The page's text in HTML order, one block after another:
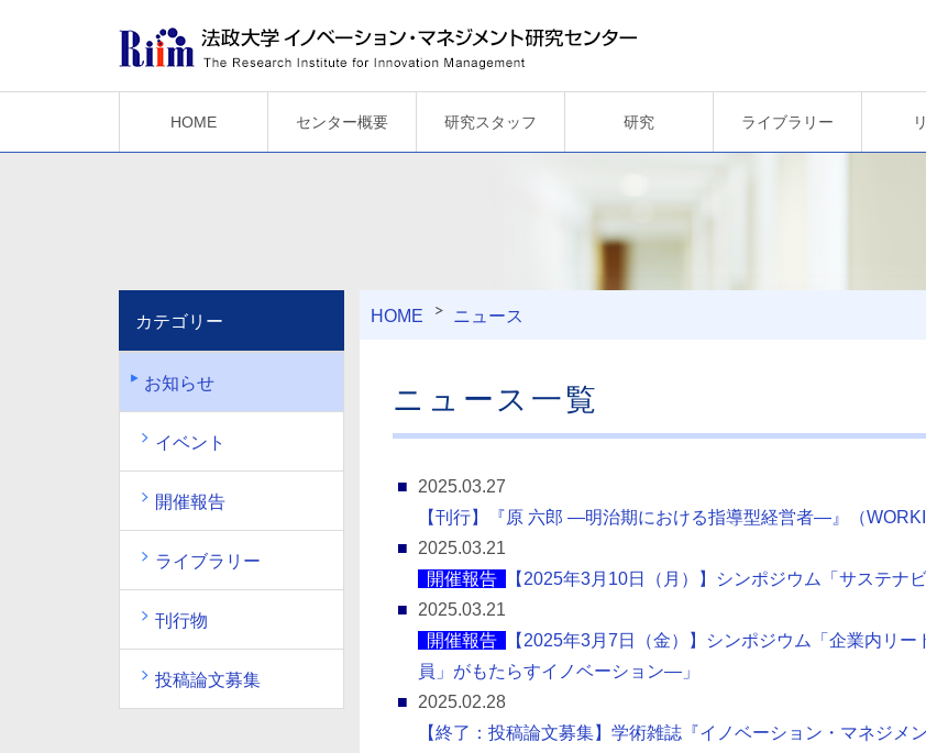
HOME センター概要 研究スタッフ 研究 ライブラリー
HOME ニュース
ニュース一覧
2025.03.27
【刊行】『原 六郎 ―明治期における指導型経営者―』（
2025.03.21
開催報告
【2025年3月10日（月）】シンポジウム「サステナ
2025.03.21
開催報告
【2025年3月7日（金）】シンポジウム「企業内リ
員」がもたらすイノベーション―」
2025.02.28
【終了：投稿論文募集】学術雑誌『イノベーション・マネジメ
カテゴリー
お知らせ
イベント
開催報告
ライブラリー
刊行物
投稿論文募集